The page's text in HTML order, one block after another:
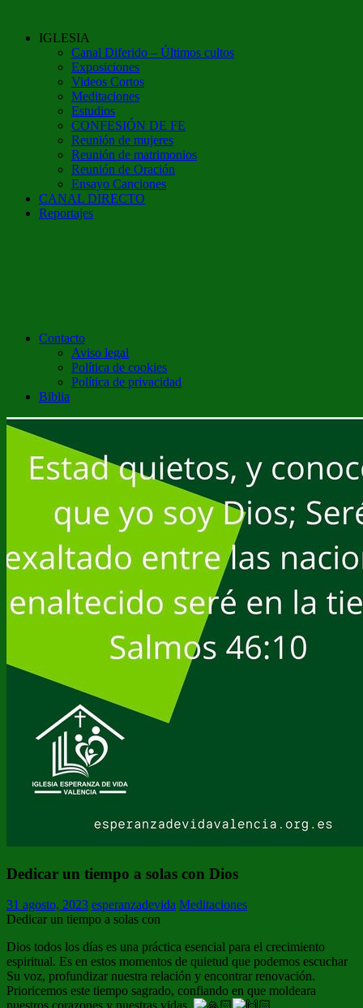
IGLESIA
Canal Diferido – Últimos cultos
Exposiciones
Videos Cortos
Meditaciones
Estudios
CONFESIÓN DE FE
Reunión de mujeres
Reunión de matrimonios
Reunión de Oración
Ensayo Canciones
CANAL DIRECTO
Reportajes
Contacto
Aviso legal
Política de cookies
Política de privacidad
Biblia
Dedicar un tiempo a solas con Dios
31 agosto, 2023 esperanzadevida Meditaciones
Dedicar un tiempo a solas con
Dios todos los días es una práctica esencial para el crecimiento
espiritual. Es en estos momentos de quietud que podemos escuchar
Su voz, profundizar nuestra relación y encontrar renovación.
Prioricemos este tiempo sagrado, confiando en que moldeara